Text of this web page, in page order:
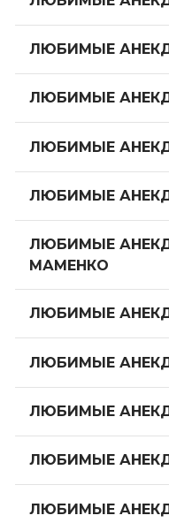
ЛЮБИМЫЕ
ЛЮБИМЫЕ
ЛЮБИМЫЕ
ЛЮБИМЫЕ
ЛЮБИМЫЕ
МАМЕНКО
ЛЮБИМЫЕ
ЛЮБИМЫЕ
ЛЮБИМЫЕ
ЛЮБИМЫЕ
ЛЮБИМЫЕ